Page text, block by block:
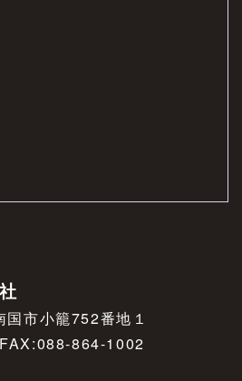
市小籠752番地１
864-1002